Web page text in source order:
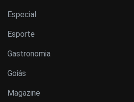
Especial
Esporte
Gastronomia
Goiás
Magazine